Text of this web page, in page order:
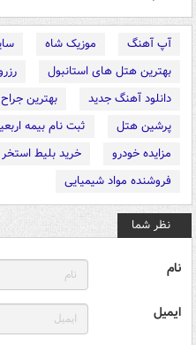
آپ آهنگ موزیک شاه
بهترین هتل های استانبول
دانلود آهنگ جدید
بهترین
پرشین هتل
ثبت نام بیمه
مزایده خودرو
خرید بلیط استخر
فروشنده مواد شیمیایی
نظر شما
نام
ایمیل